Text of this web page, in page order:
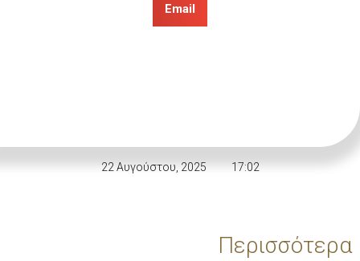
Email
22 Αυγούστου, 2025 17:02
Περισσότερα